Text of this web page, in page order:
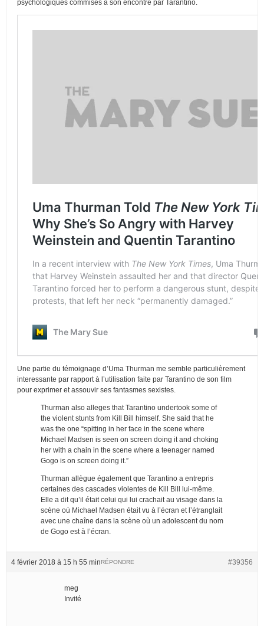
psychologiques commises à son encontre par Tarantino.
Une partie du témoignage d’Uma Thurman me semble particulièrement
interessante par rapport à l’utilisation faite par Tarantino de son film
pour exprimer et assouvir ses fantasmes sexistes.
Thurman also alleges that Tarantino undertook some of
the violent stunts from Kill Bill himself. She said that he
was the one “spitting in her face in the scene where
Michael Madsen is seen on screen doing it and choking
her with a chain in the scene where a teenager named
Gogo is on screen doing it.”
Thurman allègue également que Tarantino a entrepris
certaines des cascades violentes de Kill Bill lui-même.
Elle a dit qu’il était celui qui lui crachait au visage dans la
scène où Michael Madsen était vu à l’écran et l’étranglait
avec une chaîne dans la scène où un adolescent du nom
de Gogo est à l’écran.
4 février 2018 à 15 h 55 min #39356
RÉPONDRE
meg
Invité